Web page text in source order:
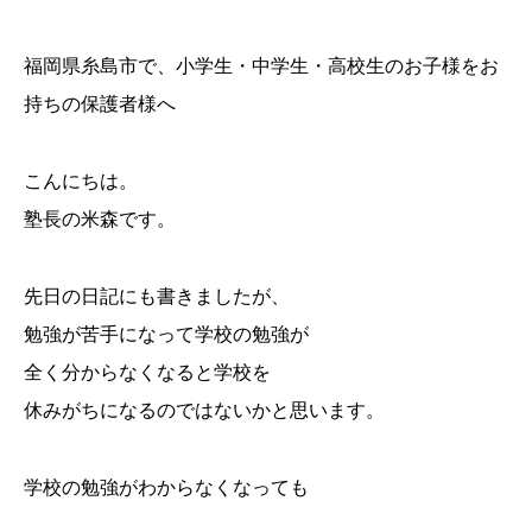
福岡県糸島市で、小学生・中学生・高校生のお子様をお
持ちの保護者様へ
こんにちは。
塾長の米森です。
先日の日記にも書きましたが、
勉強が苦手になって学校の勉強が
全く分からなくなると学校を
休みがちになるのではないかと思います。
学校の勉強がわからなくなっても